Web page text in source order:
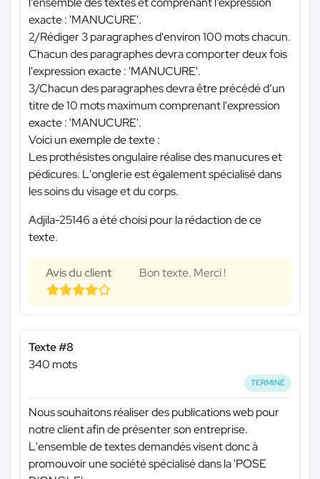
exacte : 'MANUCURE'.
2/Rédiger 3 paragraphes d'environ 100 mots chacun.
Chacun des paragraphes devra comporter deux fois
l'expression exacte : 'MANUCURE'.
3/Chacun des paragraphes devra être précédé d’un
titre de 10 mots maximum comprenant l'expression
exacte : 'MANUCURE'.
Voici un exemple de texte :
Les prothésistes ongulaire réalise des manucures et
pédicures. L'onglerie est également spécialisé dans
les soins du visage et du corps.
Adjila-25146 a été choisi pour la rédaction de ce
texte.
Avis du client Bon texte. Merci !
Texte #8
340 mots
TERMINÉ
Nous souhaitons réaliser des publications web pour
notre client afin de présenter son entreprise.
L'ensemble de textes demandés visent donc à
promouvoir une société spécialisé dans la 'POSE